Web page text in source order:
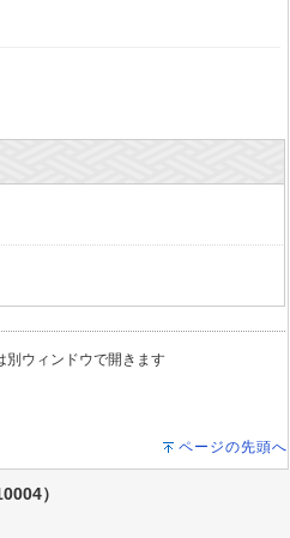
別ウィンドウで開きます
ページの先頭へ
）